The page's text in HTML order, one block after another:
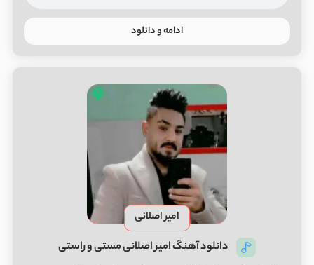
ادامه و دانلود
امیر اصلانی
دانلود آهنگ امیر اصلانی مستی و راستی